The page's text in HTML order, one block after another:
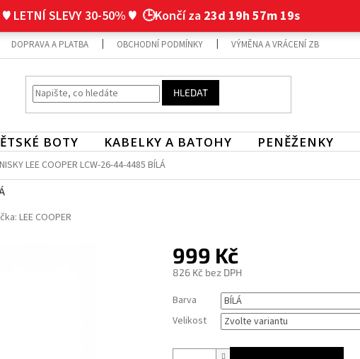
♥ LETNÍ SLEVY 30-50% ♥ 🕒Končí za 23d 19h 57m 19s
DOPRAVA A PLATBA OBCHODNÍ PODMÍNKY VÝMĚNA A VRÁCENÍ ZBOŽÍ
HLEDAT
BOTY KABELKY A BATOHY PENĚŽENKY
LEE COOPER LCW-26-44-4485 BÍLÁ
LEE COOPER
999 Kč
826 Kč bez DPH
cena:
Barva
Velikost